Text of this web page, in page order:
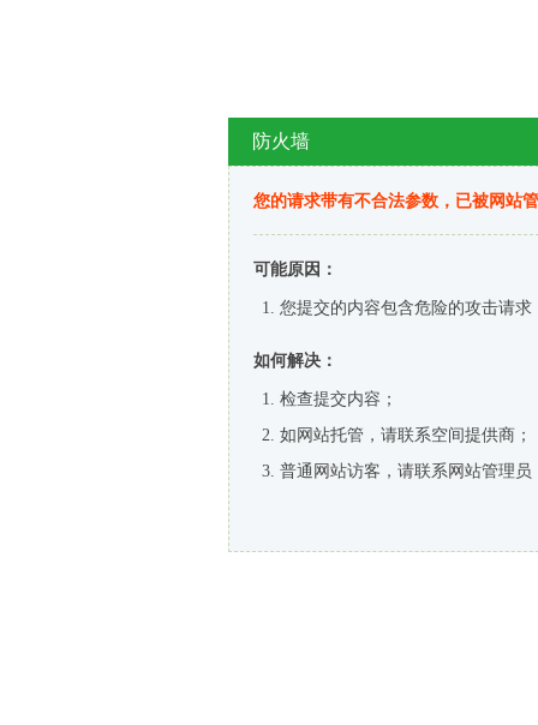
防火墙
您的请求带有不合法参数，已被网站
可能原因：
您提交的内容包含危险的攻击请求
如何解决：
检查提交内容；
如网站托管，请联系空间提供商；
普通网站访客，请联系网站管理员